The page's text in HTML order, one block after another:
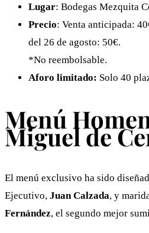
Lugar: Bodegas Mezquita
Precio: Venta anticipada:
del 26 de agosto: 50€.
*No reembolsable.
Aforo limitado: Solo 40
Menú
Miguel de
El menú exclusivo ha sido
Ejecutivo, Juan Calzada, y
Fernández, el segundo mejor